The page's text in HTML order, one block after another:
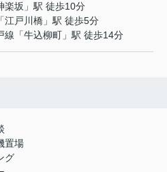
楽坂 」駅 徒歩10分
「江戸川橋 」駅 徒歩5分
線 「牛込柳町 」駅 徒歩14分
置場
グ